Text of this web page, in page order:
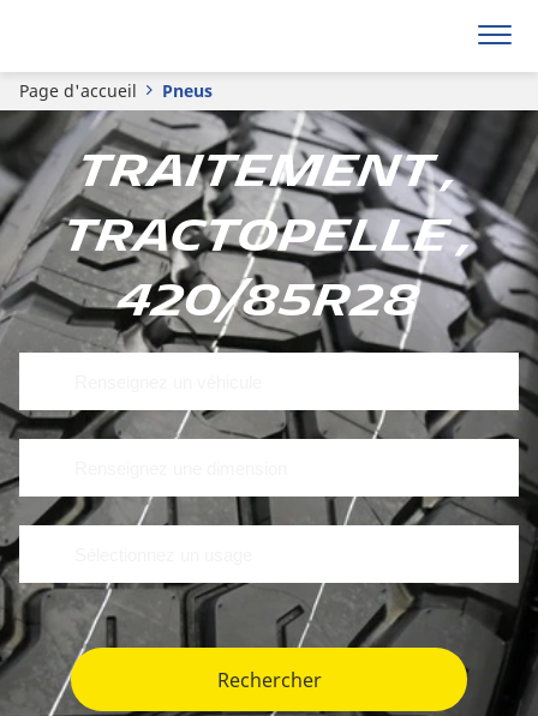
Page d'accueil Pneus
Traitement ,
Tractopelle ,
420/85R28
Rechercher